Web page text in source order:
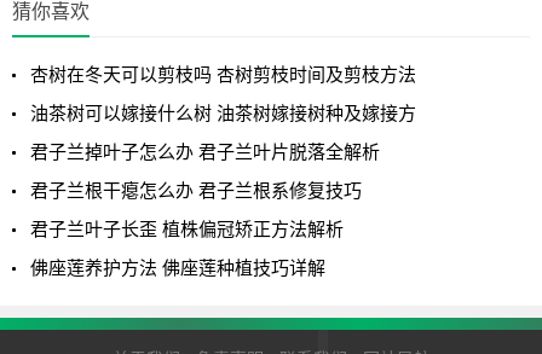
猜你喜欢
杏树在冬天可以剪枝吗 杏树剪枝时间及剪枝方法
油茶树可以嫁接什么树 油茶树嫁接树种及嫁接方
君子兰掉叶子怎么办 君子兰叶片脱落全解析
君子兰根干瘪怎么办 君子兰根系修复技巧
君子兰叶子长歪 植株偏冠矫正方法解析
佛座莲养护方法 佛座莲种植技巧详解